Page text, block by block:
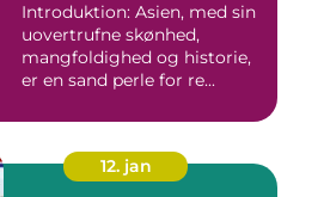
Introduktion: Asien, med sin
uovertrufne skønhed,
mangfoldighed og historie,
er en sand perle for re...
12. jan